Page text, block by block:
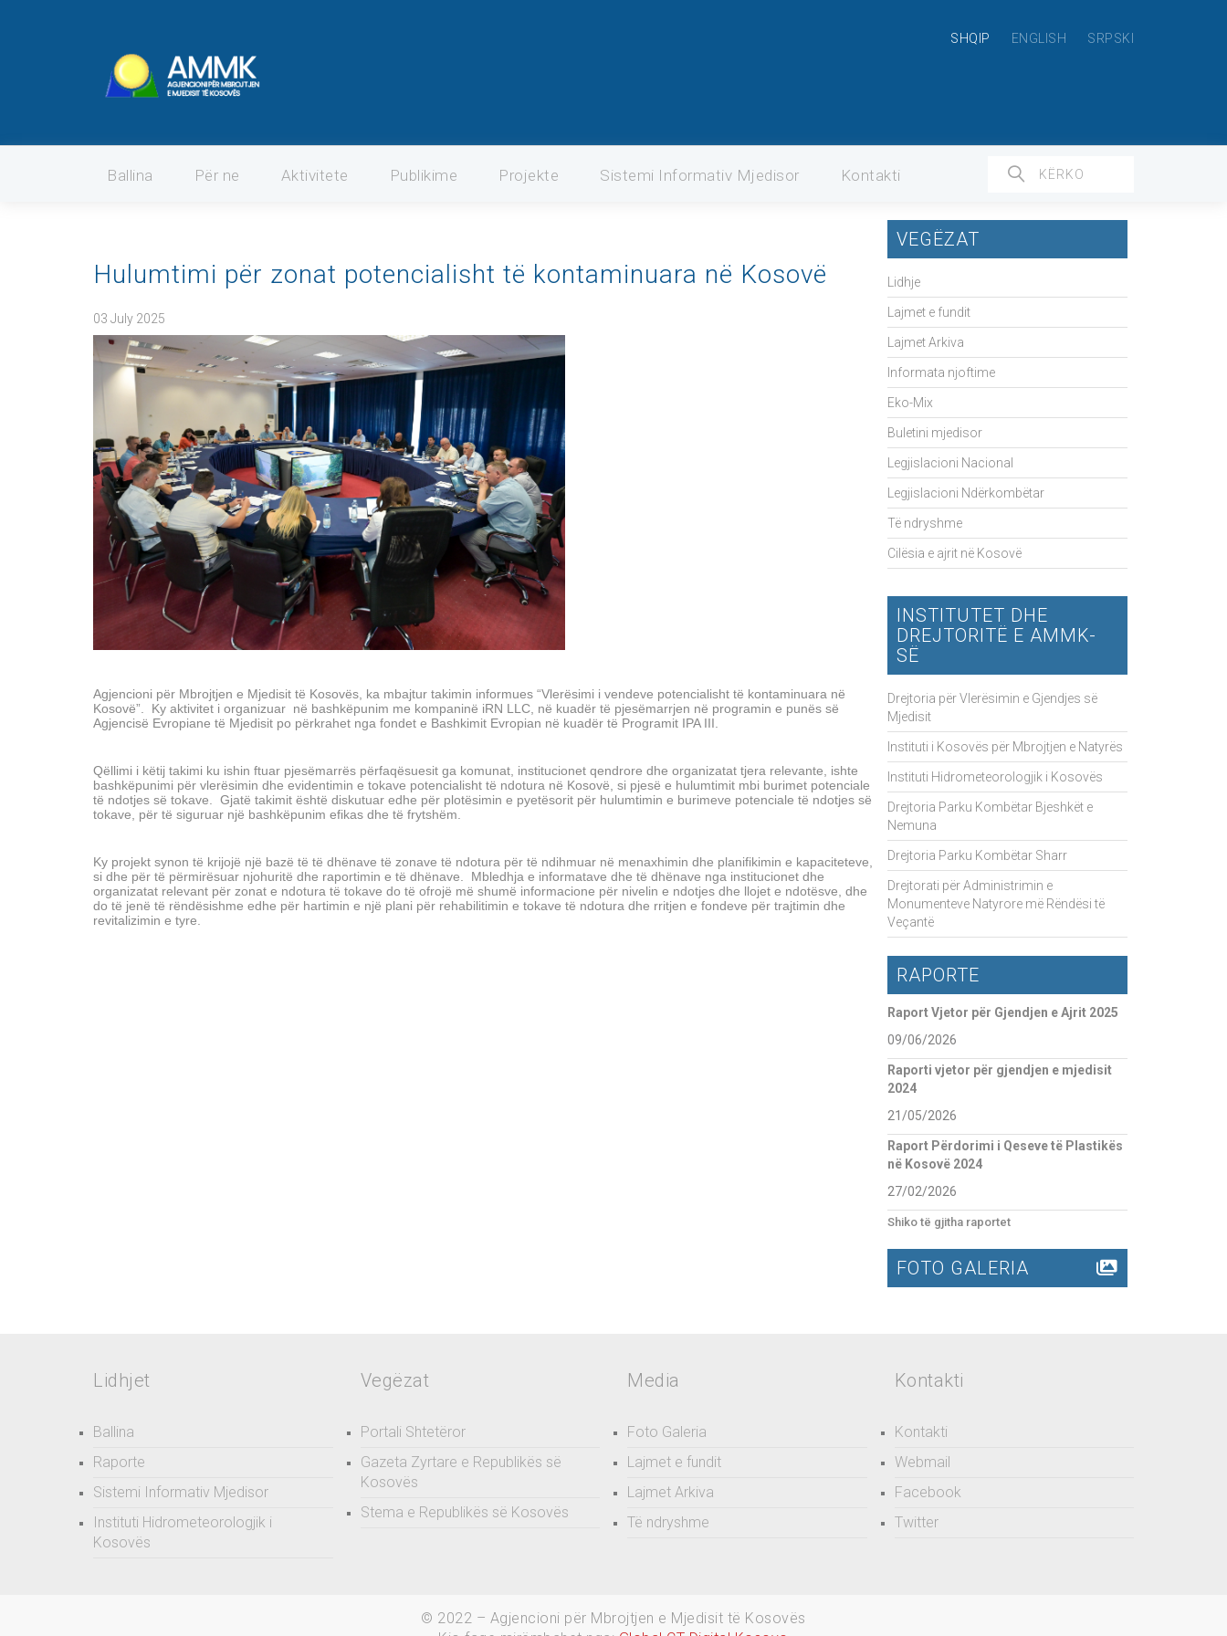
SHQIP ENGLISH SRPSKI
Ballina Për ne Aktivitete Publikime Projekte Sistemi Informativ Mjedisor Kontakti
Hulumtimi për zonat potencialisht të kontaminuara në Kosovë
03 July 2025
Agjencioni për Mbrojtjen e Mjedisit të Kosovës, ka mbajtur takimin informues “Vlerësimi i vendeve potencialisht të kontaminuara në
Kosovë”. Ky aktivitet i organizuar në bashkëpunim me kompaninë iRN LLC, në kuadër të pjesëmarrjen në programin e punës së
Agjencisë Evropiane të Mjedisit po përkrahet nga fondet e Bashkimit Evropian në kuadër të Programit IPA III.
Qëllimi i këtij takimi ku ishin ftuar pjesëmarrës përfaqësuesit ga komunat, institucionet qendrore dhe organizatat tjera relevante, ishte
bashkëpunimi për vlerësimin dhe evidentimin e tokave potencialisht të ndotura në Kosovë, si pjesë e hulumtimit mbi burimet potenciale
të ndotjes së tokave. Gjatë takimit është diskutuar edhe për plotësimin e pyetësorit për hulumtimin e burimeve potenciale të ndotjes së
tokave, për të siguruar një bashkëpunim efikas dhe të frytshëm.
Ky projekt synon të krijojë një bazë të të dhënave të zonave të ndotura për të ndihmuar në menaxhimin dhe planifikimin e kapaciteteve,
si dhe për të përmirësuar njohuritë dhe raportimin e të dhënave. Mbledhja e informatave dhe të dhënave nga institucionet dhe
organizatat relevant për zonat e ndotura të tokave do të ofrojë më shumë informacione për nivelin e ndotjes dhe llojet e ndotësve, dhe
do të jenë të rëndësishme edhe për hartimin e një plani për rehabilitimin e tokave të ndotura dhe rritjen e fondeve për trajtimin dhe
revitalizimin e tyre.
VEGËZAT
Lidhje
Lajmet e fundit
Lajmet Arkiva
Informata njoftime
Eko-Mix
Buletini mjedisor
Legjislacioni Nacional
Legjislacioni Ndërkombëtar
Të ndryshme
Cilësia e ajrit në Kosovë
INSTITUTET DHE
DREJTORITË E AMMK-
SË
Drejtoria për Vlerësimin e Gjendjes së
Mjedisit
Instituti i Kosovës për Mbrojtjen e Natyrës
Instituti Hidrometeorologjik i Kosovës
Drejtoria Parku Kombëtar Bjeshkët e
Nemuna
Drejtoria Parku Kombëtar Sharr
Drejtorati për Administrimin e
Monumenteve Natyrore më Rëndësi të
Veçantë
RAPORTE
Raport Vjetor për Gjendjen e Ajrit 2025
09/06/2026
Raporti vjetor për gjendjen e mjedisit
2024
21/05/2026
Raport Përdorimi i Qeseve të Plastikës
në Kosovë 2024
27/02/2026
Shiko të gjitha raportet
FOTO GALERIA
Lidhjet
Ballina
Raporte
Sistemi Informativ Mjedisor
Instituti Hidrometeorologjik i
Kosovës
Vegëzat
Portali Shtetëror
Gazeta Zyrtare e Republikës së
Kosovës
Stema e Republikës së Kosovës
Media
Foto Galeria
Lajmet e fundit
Lajmet Arkiva
Të ndryshme
Kontakti
Kontakti
Webmail
Facebook
Twitter
© 2022 – Agjencioni për Mbrojtjen e Mjedisit të Kosovës